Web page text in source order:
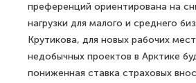
преференций ориентирована на
нагрузки для малого и среднего
Крутикова, для новых рабочих
недобычных проектов в Арктике
пониженная ставка страховых